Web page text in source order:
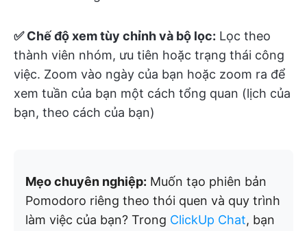
✅ Chế độ xem tùy chỉnh và bộ lọc: Lọc theo
thành viên nhóm, ưu tiên hoặc trạng thái công
việc. Zoom vào ngày của bạn hoặc zoom ra để
xem tuần của bạn một cách tổng quan (lịch của
bạn, theo cách của bạn)
Mẹo chuyên nghiệp: Muốn tạo phiên bản
Pomodoro riêng theo thói quen và quy trình
làm việc của bạn? Trong ClickUp Chat, bạn